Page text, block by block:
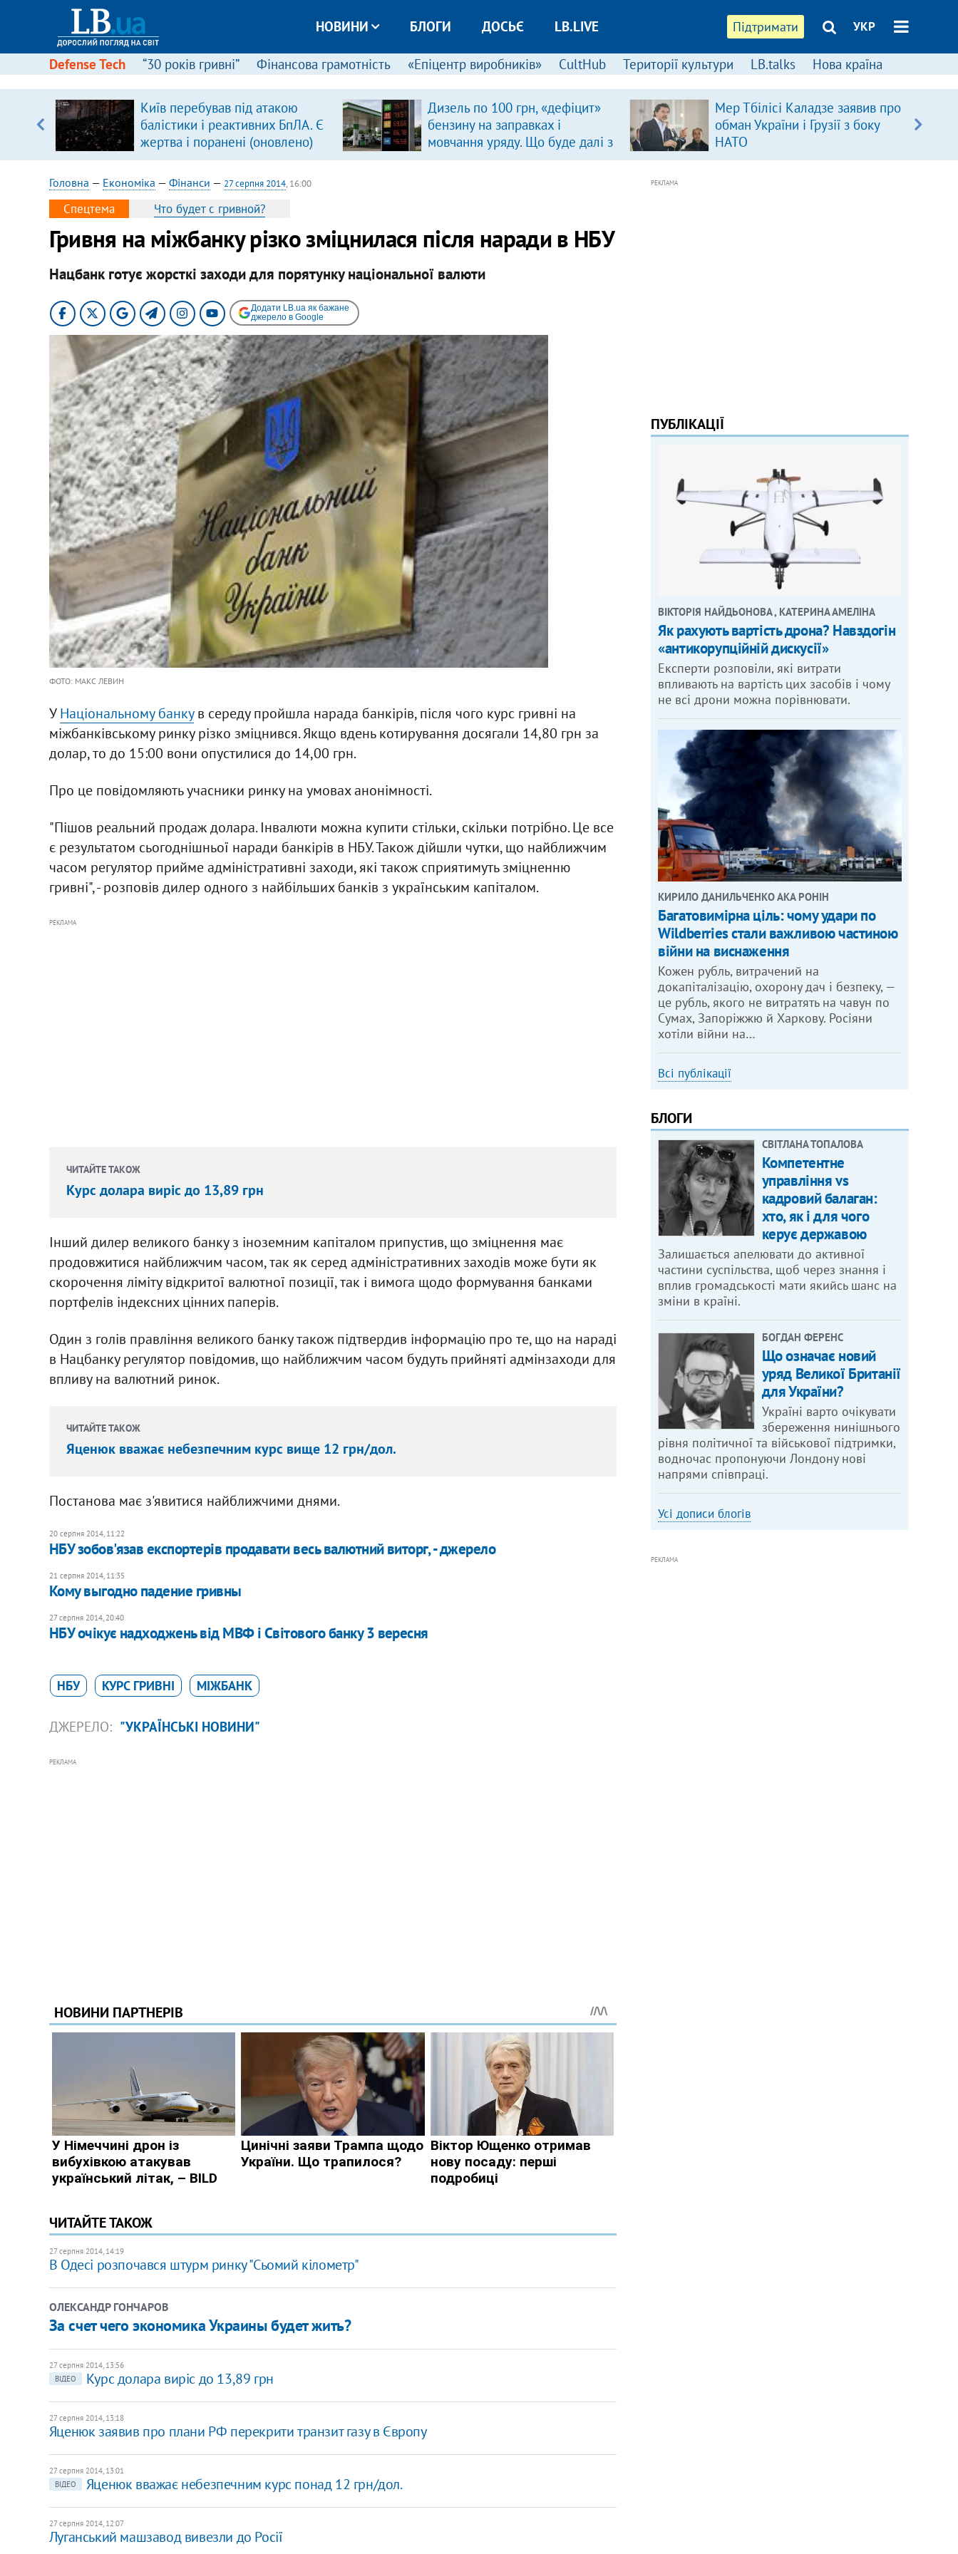
Підтримати УКР
НОВИНИ БЛОГИ ДОСЬЄ LB.LIVE
Defense Tech “30 років гривні” Фінансова грамотність «Епіцентр виробників» CultHub Території культури LB.talks Нова країна
Київ перебував під атакою
балістики і реактивних БпЛА. Є
жертва і поранені (оновлено)
Дизель по 100 грн, «дефіцит»
бензину на заправках і
мовчання уряду. Що буде далі з
цінами на пальне?
Мер Тбілісі Каладзе заявив про
обман України і Грузії з боку
НАТО
Головна — Економіка — Фінанси — 27 серпня 2014, 16:00
Спецтема Что будет с гривной?
Гривня на міжбанку різко зміцнилася після наради в НБУ
Нацбанк готує жорсткі заходи для порятунку національної валюти
Додати LB.ua як бажане
джерело в Google
ФОТО: МАКС ЛЕВИН
УНаціональному банкув середу пройшла нарада банкірів, після чого курс гривні на
міжбанківському ринку різко зміцнився. Якщо вдень котирування досягали 14,80 грн за
долар, то до 15:00 вони опустилися до 14,00 грн.
Про це повідомляють учасники ринку на умовах анонімності.
"Пішов реальний продаж долара. Інвалюти можна купити стільки, скільки потрібно. Це все
є результатом сьогоднішньої наради банкірів в НБУ. Також дійшли чутки, що найближчим
часом регулятор прийме адміністративні заходи, які також сприятимуть зміцненню
гривні", - розповів дилер одного з найбільших банків з українським капіталом.
РЕКЛАМА
ЧИТАЙТЕ ТАКОЖ
Курс долара виріс до 13,89 грн
Інший дилер великого банку з іноземним капіталом припустив, що зміцнення має
продовжитися найближчим часом, так як серед адміністративних заходів може бути як
скорочення ліміту відкритої валютної позиції, так і вимога щодо формування банками
портфелів індексних цінних паперів.
Один з голів правління великого банку також підтвердив інформацію про те, що на нараді
в Нацбанку регулятор повідомив, що найближчим часом будуть прийняті адмінзаходи для
впливу на валютний ринок.
ЧИТАЙТЕ ТАКОЖ
Яценюк вважає небезпечним курс вище 12 грн/дол.
Постанова має з'явитися найближчими днями.
20 серпня 2014, 11:22
НБУ зобов'язав експортерів продавати весь валютний виторг, - джерело
21 серпня 2014, 11:35
Кому выгодно падение гривны
27 серпня 2014, 20:40
НБУ очікує надходжень від МВФ і Світового банку 3 вересня
НБУ КУРС ГРИВНІ МІЖБАНК
ДЖЕРЕЛО: "УКРАЇНСЬКІ НОВИНИ"
РЕКЛАМА
ЧИТАЙТЕ ТАКОЖ
27 серпня 2014, 14:19
В Одесі розпочався штурм ринку "Сьомий кілометр"
ОЛЕКСАНДР ГОНЧАРОВ
За счет чего экономика Украины будет жить?
27 серпня 2014, 13:56
ВІДЕО
Курс долара виріс до 13,89 грн
27 серпня 2014, 13:18
Яценюк заявив про плани РФ перекрити транзит газу в Європу
27 серпня 2014, 13:01
ВІДЕО
Яценюк вважає небезпечним курс понад 12 грн/дол.
27 серпня 2014, 12:07
Луганський машзавод вивезли до Росії
РЕКЛАМА
ПУБЛІКАЦІЇ
ВІКТОРІЯ НАЙДЬОНОВА , КАТЕРИНА АМЕЛІНА
Як рахують вартість дрона? Навздогін
«антикорупційній дискусії»
Експерти розповіли, які витрати
впливають на вартість цих засобів і чому
не всі дрони можна порівнювати.
КИРИЛО ДАНИЛЬЧЕНКО АКА РОНІН
Багатовимірна ціль: чому удари по
Wildberries стали важливою частиною
війни на виснаження
Кожен рубль, витрачений на
докапіталізацію, охорону дач і безпеку, —
це рубль, якого не витратять на чавун по
Сумах, Запоріжжю й Харкову. Росіяни
хотіли війни на…
Всі публікації
БЛОГИ
СВІТЛАНА ТОПАЛОВА
Компетентне
управління vs
кадровий балаган:
хто, як і для чого
керує державою
Залишається апелювати до активної
частини суспільства, щоб через знання і
вплив громадськості мати якийсь шанс на
зміни в країні.
БОГДАН ФЕРЕНС
Що означає новий
уряд Великої Британії
для України?
Україні варто очікувати
збереження нинішнього
рівня політичної та військової підтримки,
водночас пропонуючи Лондону нові
напрями співпраці.
Усі дописи блогів
РЕКЛАМА